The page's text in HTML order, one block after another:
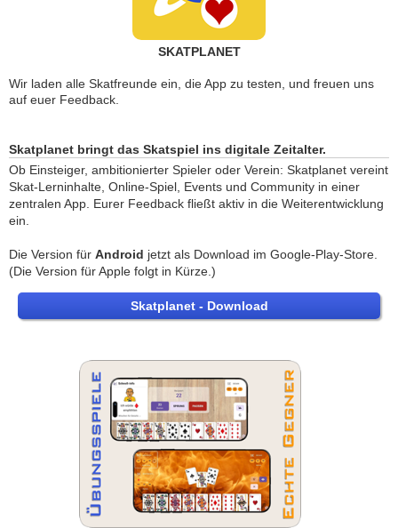
SKATPLANET
Wir laden alle Skatfreunde ein, die App zu testen, und freuen uns
auf euer Feedback.
Skatplanet bringt das Skatspiel ins digitale Zeitalter.
Ob Einsteiger, ambitionierter Spieler oder Verein: Skatplanet vereint
Skat-Lerninhalte, Online-Spiel, Events und Community in einer
zentralen App. Eurer Feedback fließt aktiv in die Weiterentwicklung
ein.
Die Version für Android jetzt als Download im Google-Play-Store.
(Die Version für Apple folgt in Kürze.)
Skatplanet - Download